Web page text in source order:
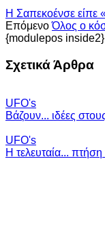
H Σαπεκοένσε είπε
ΕπόμενοΌλος ο
{modulepos inside2}
Σχετικά Άρθρα
UFO's
Βάζουν... ιδέες
UFO's
Η τελευταία...